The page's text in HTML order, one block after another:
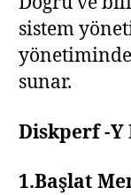
sistem
sunar.
Diskperf -
1.Başlat